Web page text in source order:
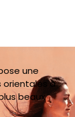
une
à
beaux